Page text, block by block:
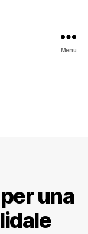
Menu
una